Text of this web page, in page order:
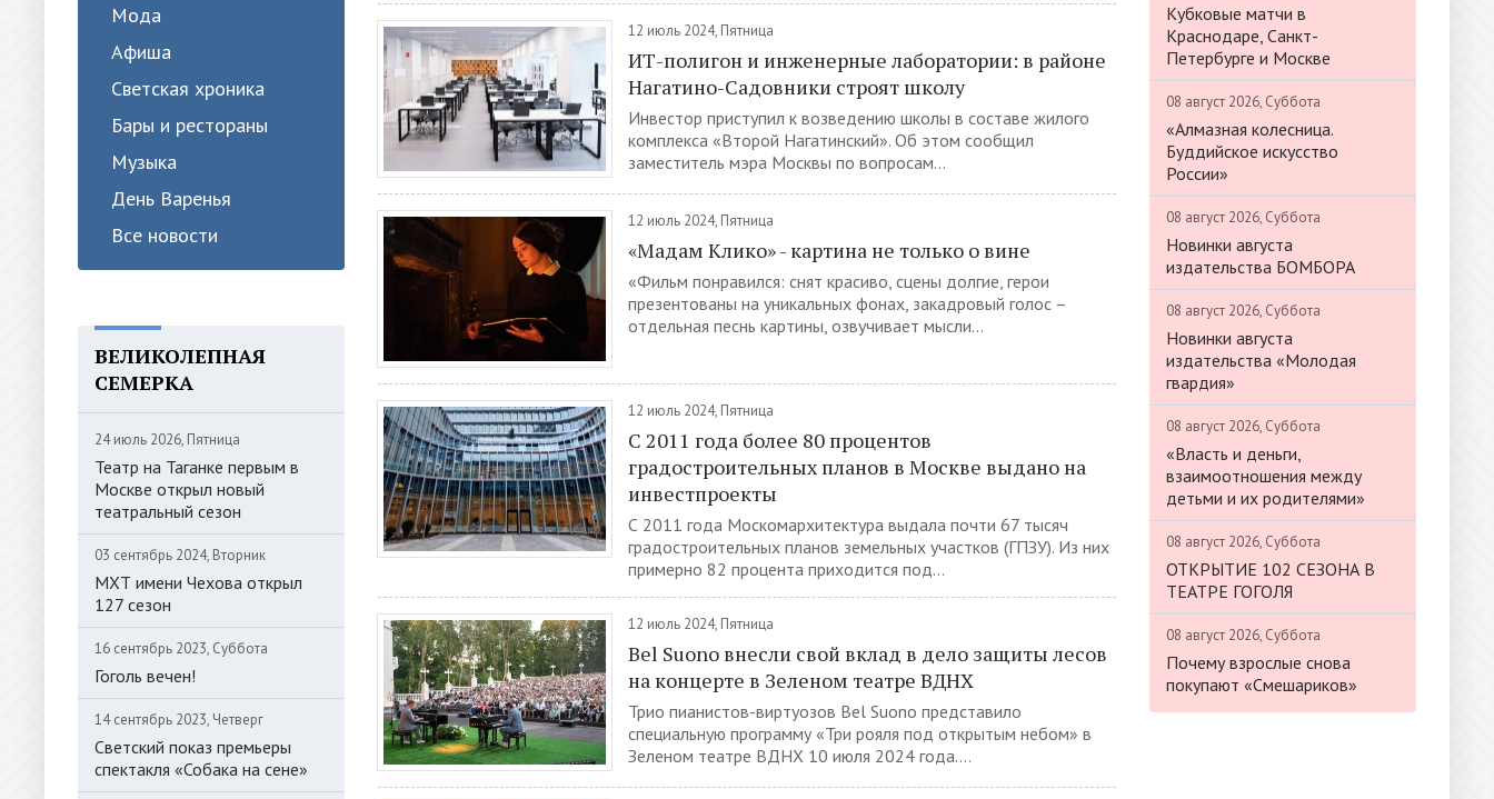
Мода
Афиша
Светская хроника
Бары и рестораны
Музыка
День Варенья
Все новости
ВЕЛИКОЛЕПНАЯ
СЕМЕРКА
24 июль 2026, Пятница
Театр на Таганке первым в
Москве открыл новый
театральный сезон
03 сентябрь 2024, Вторник
МХТ имени Чехова открыл
127 сезон
16 сентябрь 2023, Суббота
Гоголь вечен!
14 сентябрь 2023, Четверг
Светский показ премьеры
спектакля «Собака на сене»
12 июль 2024, Пятница
ИТ-полигон и инженерные лаборатории: в районе
Нагатино-Садовники строят школу
Инвестор приступил к возведению школы в составе жилого
комплекса «Второй Нагатинский». Об этом сообщил
заместитель мэра Москвы по вопросам...
12 июль 2024, Пятница
«Мадам Клико» - картина не только о вине
«Фильм понравился: снят красиво, сцены долгие, герои
презентованы на уникальных фонах, закадровый голос –
отдельная песнь картины, озвучивает мысли...
12 июль 2024, Пятница
С 2011 года более 80 процентов
градостроительных планов в Москве выдано на
инвестпроекты
С 2011 года Москомархитектура выдала почти 67 тысяч
градостроительных планов земельных участков (ГПЗУ). Из них
примерно 82 процента приходится под...
12 июль 2024, Пятница
Bel Suono внесли свой вклад в дело защиты лесов
на концерте в Зеленом театре ВДНХ
Трио пианистов-виртуозов Bel Suono представило
специальную программу «Три рояля под открытым небом» в
Зеленом театре ВДНХ 10 июля 2024 года....
Кубковые матчи в
Краснодаре, Санкт-
Петербурге и Москве
08 август 2026, Суббота
«Алмазная колесница.
Буддийское искусство
России»
08 август 2026, Суббота
Новинки августа
издательства БОМБОРА
08 август 2026, Суббота
Новинки августа
издательства «Молодая
гвардия»
08 август 2026, Суббота
«Власть и деньги,
взаимоотношения между
детьми и их родителями»
08 август 2026, Суббота
ОТКРЫТИЕ 102 СЕЗОНА В
ТЕАТРЕ ГОГОЛЯ
08 август 2026, Суббота
Почему взрослые снова
покупают «Смешариков»